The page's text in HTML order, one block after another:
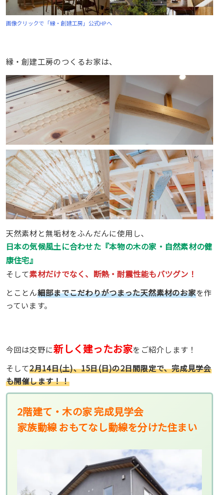
画像クリックで「縁・創建工房」公式HPへ
縁・創建工房のつくるお家は、
天然素材と無垢材をふんだんに使用し、
日本の気候風土に合わせた『本物の木の家・自然素材の健
康住宅』
そして素材だけでなく、断熱・耐震性能もバツグン！
とことん細部までこだわりがつまった天然素材のお家を作
っています。
今回は交野に新しく建ったお家をご紹介します！
そして2月14日(土)、15日(日)の2日間限定で、完成見学会
も開催します！！
2階建て・木の家 完成見学会
家族動線 おもてなし動線を分けた住まい